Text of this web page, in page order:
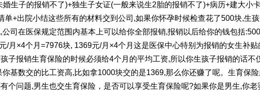
婚生子的报销不了)+独生子女证(一般来说生2胎的报销不了)+病历+建大小
单+出院小结这些所有的材料交到公司 ,如果你怀孕时候检查花了500块,生
,公司在医保规定范围内基本上可以给你全部报销,报销以后给你的钱包括:500
元/月 ×4个月 =7976块, 1369元/月 ×4个月这是医保中心特别为报销的女生补
子报销生育保险的时候必须给4个月的平均工资,所以你生孩子报销的话不
你基数交的比工资高,比如拿1000块交的是1369,那么你还赚了呢。生育保
个问题,男生也交生育保险，是否可以享受生育保险呢?如果你是男生,你老